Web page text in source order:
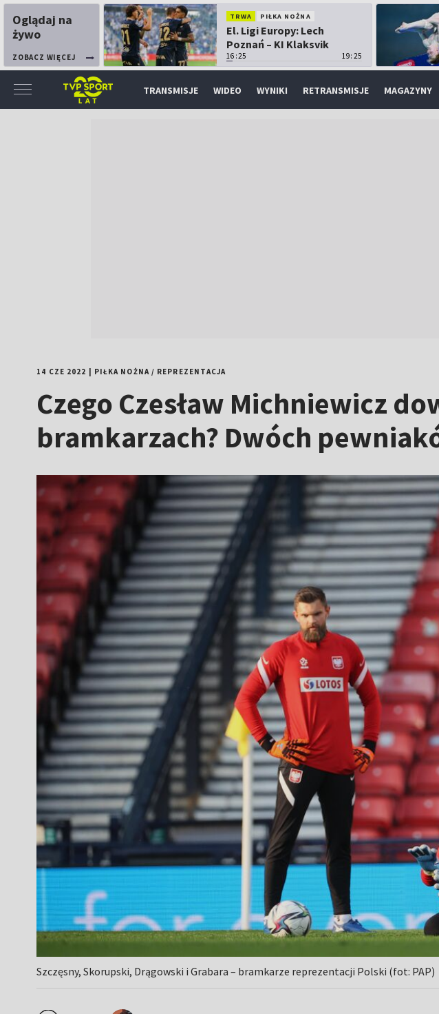
Oglądaj na
żywo
ZOBACZ WIĘCEJ
TRWA PIŁKA NOŻNA
El. Ligi Europy: Lech
Poznań – KI Klaksvik
16:25 19:25
TRANSMISJE WIDEO WYNIKI RETRANSMISJE MAGAZYNY
14 CZE 2022 PIŁKA NOŻNA/ REPREZENTACJA
Czego Czesław Michniewicz
bramkarzach? Dwóch
Szczęsny, Skorupski, Drągowski i Grabara – bramkarze reprezentacji Polski (fot: PAP)